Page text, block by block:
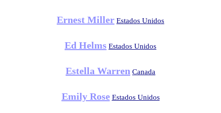
Ernest Miller Estados Unidos
Ed Helms Estados Unidos
Estella Warren Canada
Emily Rose Estados Unidos